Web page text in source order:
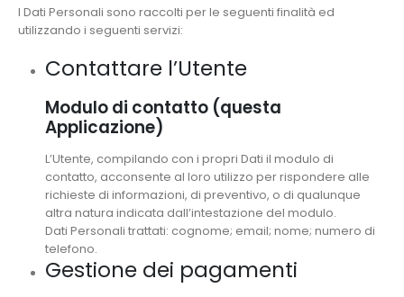
I Dati Personali sono raccolti per le seguenti finalità ed
utilizzando i seguenti servizi:
Contattare l’Utente
Modulo di contatto (questa
Applicazione)
L’Utente, compilando con i propri Dati il modulo di
contatto, acconsente al loro utilizzo per rispondere alle
richieste di informazioni, di preventivo, o di qualunque
altra natura indicata dall’intestazione del modulo.
Dati Personali trattati: cognome; email; nome; numero di
telefono.
Gestione dei pagamenti